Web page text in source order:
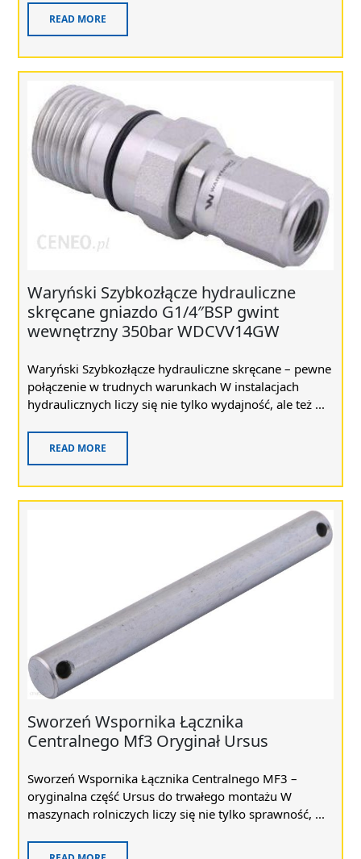
READ MORE
Waryński Szybkozłącze hydrauliczne
skręcane gniazdo G1/4″BSP gwint
wewnętrzny 350bar WDCVV14GW
Waryński Szybkozłącze hydrauliczne skręcane – pewne
połączenie w trudnych warunkach W instalacjach
hydraulicznych liczy się nie tylko wydajność, ale też ...
READ MORE
Sworzeń Wspornika Łącznika
Centralnego Mf3 Oryginał Ursus
Sworzeń Wspornika Łącznika Centralnego MF3 –
oryginalna część Ursus do trwałego montażu W
maszynach rolniczych liczy się nie tylko sprawność, ...